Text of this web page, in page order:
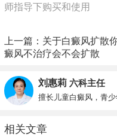
师指导下购买和使用
上一篇： 关于白癜风扩散
癜风不治疗会不会扩散
刘惠莉 六科主任
擅长儿童白癜风，青
相关文章